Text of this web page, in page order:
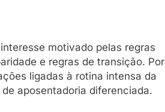
motivado pelas regras
e regras de transição. Por
ligadas à rotina intensa da
aposentadoria diferenciada.